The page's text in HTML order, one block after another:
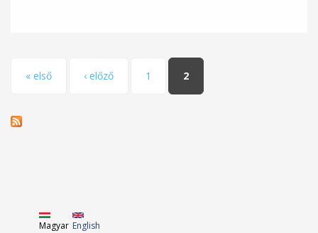
Oldalak
« első ‹ előző 1 2
Magyar English